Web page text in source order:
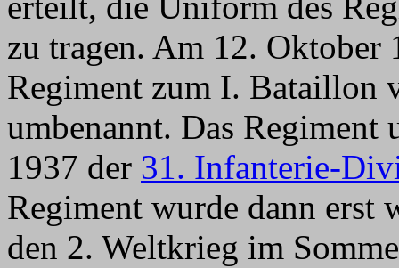
zu tragen. Am 12.
Regiment zum I. Bataillon
umbenannt. Das Regiment
1937 der 31. Infanterie-
Regiment wurde dann
den 2. Weltkrieg im